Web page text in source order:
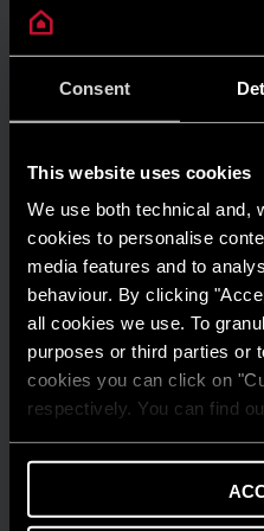
Consent
This website uses cookies
We use both technical and,
cookies to personalise
media features and to
behaviour. By clicking
all cookies we use. To
purposes or third parties or
cookies you can click on
respectively. You can find
INSTALARE ȘI
condensare: cum
SFATURI ȘI